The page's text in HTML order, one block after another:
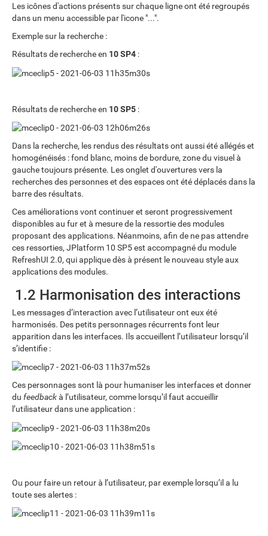
Les icônes d'actions présents sur chaque ligne ont été regroupés
dans un menu accessible par l'icone "...".
Exemple sur la recherche :
Résultats de recherche en 10 SP4 :
Résultats de recherche en 10 SP5 :
Dans la recherche, les rendus des résultats ont aussi été allégés et
homogénéisés : fond blanc, moins de bordure, zone du visuel à
gauche toujours présente. Les onglet d'ouvertures vers la
recherches des personnes et des espaces ont été déplacés dans la
barre des résultats.
Ces améliorations vont continuer et seront progressivement
disponibles au fur et à mesure de la ressortie des modules
proposant des applications. Néanmoins, afin de ne pas attendre
ces ressorties, JPlatform 10 SP5 est accompagné du module
RefreshUI 2.0, qui applique dès à présent le nouveau style aux
applications des modules.
1.2 Harmonisation des interactions
Les messages d’interaction avec l’utilisateur ont eux été
harmonisés. Des petits personnages récurrents font leur
apparition dans les interfaces. Ils accueillent l’utilisateur lorsqu’il
s’identifie :
Ces personnages sont là pour humaniser les interfaces et donner
du feedbackà l’utilisateur, comme lorsqu’il faut accueillir
l’utilisateur dans une application :
Ou pour faire un retour à l’utilisateur, par exemple lorsqu’il a lu
toute ses alertes :